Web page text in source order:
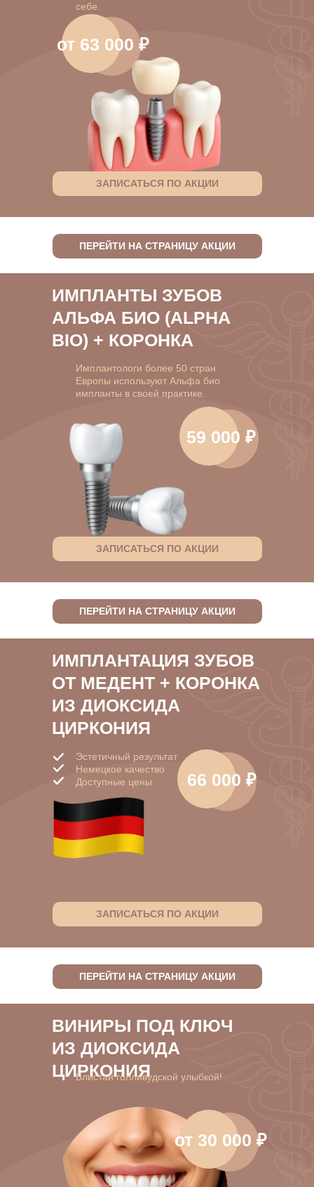
себе.
от 63 000 ₽
ЗАПИСАТЬСЯ ПО АКЦИИ
ПЕРЕЙТИ НА СТРАНИЦУ АКЦИИ
ИМПЛАНТЫ ЗУБОВ
АЛЬФА БИО (ALPHA
BIO) + КОРОНКА
Имплантологи более 50 стран
Европы используют Альфа био
импланты в своей практике.
59 000 ₽
ЗАПИСАТЬСЯ ПО АКЦИИ
ПЕРЕЙТИ НА СТРАНИЦУ АКЦИИ
ИМПЛАНТАЦИЯ ЗУБОВ
ОТ МЕДЕНТ + КОРОНКА
ИЗ ДИОКСИДА
ЦИРКОНИЯ
Эстетичный результат
Немецкое качество
Доступные цены
66 000 ₽
ЗАПИСАТЬСЯ ПО АКЦИИ
ПЕРЕЙТИ НА СТРАНИЦУ АКЦИИ
ВИНИРЫ ПОД КЛЮЧ
ИЗ ДИОКСИДА
ЦИРКОНИЯ
Блистай голливудской улыбкой!
от 30 000 ₽